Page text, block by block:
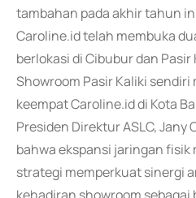
tambahan pada akhir tahun
Caroline.id telah membuka
berlokasi di Cibubur dan Pasir
Showroom Pasir Kaliki
keempat Caroline.id di Kota
Presiden Direktur ASLC, Jany
bahwa ekspansi jaringan fisik
strategi memperkuat sinergi